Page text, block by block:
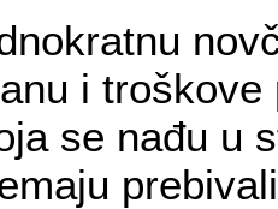
i
se nađu u